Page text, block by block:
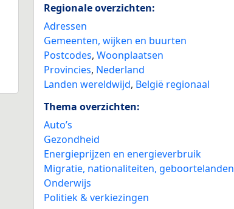
Regionale overzichten:
Adressen
Gemeenten, wijken en buurten
Postcodes,Woonplaatsen
Provincies, Nederland
Landen wereldwijd, België regionaal
Thema overzichten:
Auto’s
Gezondheid
Energieprijzen en energieverbruik
Migratie, nationaliteiten, geboortelanden
Onderwijs
Politiek & verkiezingen